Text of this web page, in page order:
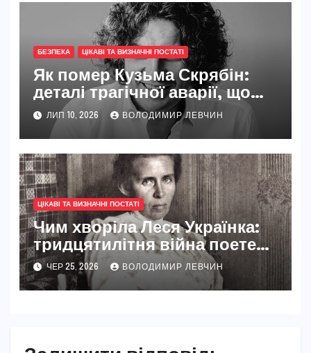
БЕЗПЕКА ЦІКАВІ ТА ВИЗНАЧНІ ПОСТАТІ
Як помер Кузьма Скрябін:
деталі трагічної аварії, що
сколихнула всю Україну
ЛИП 10, 2026 ВОЛОДИМИР ЛЕВЧИН
ЦІКАВІ ТА ВИЗНАЧНІ ПОСТАТІ
Чим хворіла Леся Українка:
тридцятилітня війна поетеси
з туберкульозом кісток
ЧЕР 25, 2026 ВОЛОДИМИР ЛЕВЧИН